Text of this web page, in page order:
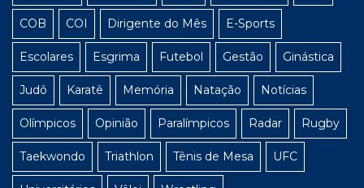
COB COI Dirigente do Mês E-Sports
Escolares Esgrima Futebol Gestão Ginástica
Judô Karatê Memória Natação Notícias
Olímpicos Opinião Paralímpicos Radar Rugby
Taekwondo Triathlon Tênis de Mesa UFC